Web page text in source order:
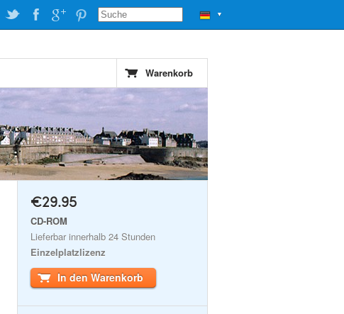
▼
Warenkorb
€29.95
CD-ROM
Lieferbar innerhalb 24 Stunden
Einzelplatzlizenz
In den Warenkorb